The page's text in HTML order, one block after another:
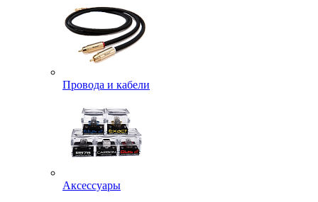
Провода и кабели
Аксессуары